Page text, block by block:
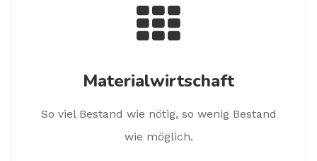
Materialwirtschaft
So viel Bestand wie nötig, so wenig Bestand
wie möglich.